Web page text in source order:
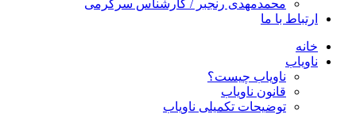
محمدمهدی رنجبر / کارشناس سرگرمی
ارتباط با ما
خانه
ناویاب
ناویاب چیست؟
قانون ناویاب
توضیحات تکمیلی ناویاب